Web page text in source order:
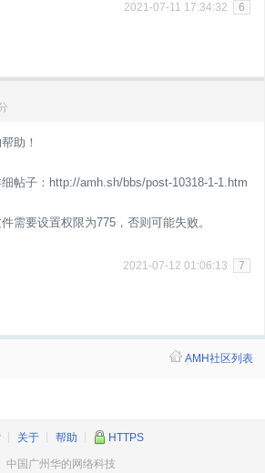
2021-07-11 17:34:32 6
助！
帖子：http://amh.sh/bbs/post-10318-1-1.htm
需要设置权限为775，否则可能失败。
2021-07-12 01:06:13 7
AMH社区列表
┊ 关于┊ 帮助 HTTPS
中国广州华的网络科技